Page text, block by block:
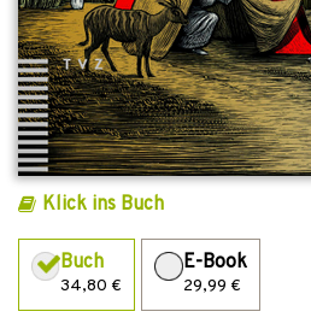
Klick ins Buch
Buch
34,80 €
E-Book
29,99 €